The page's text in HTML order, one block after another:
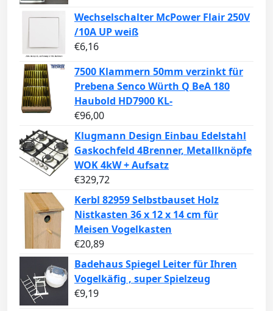
Wechselschalter McPower Flair 250V
/10A UP weiß
€6,16
7500 Klammern 50mm verzinkt für
Prebena Senco Würth Q BeA 180
Haubold HD7900 KL-
€96,00
Klugmann Design Einbau Edelstahl
Gaskochfeld 4Brenner, Metallknöpfe
WOK 4kW + Aufsatz
€329,72
Kerbl 82959 Selbstbauset Holz
Nistkasten 36 x 12 x 14 cm für
Meisen Vogelkasten
€20,89
Badehaus Spiegel Leiter für Ihren
Vogelkäfig , super Spielzeug
€9,19